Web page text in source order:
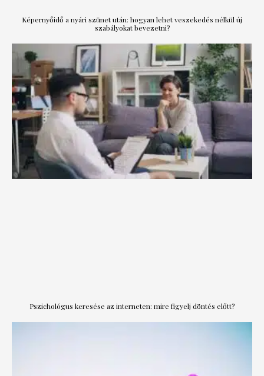
Képernyőidő a nyári szünet után: hogyan lehet veszekedés nélkül új
szabályokat bevezetni?
Pszichológus keresése az interneten: mire figyelj döntés előtt?